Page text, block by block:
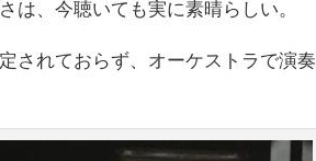
は、今聴いても実に素晴らしい。
されておらず、オーケストラで演奏